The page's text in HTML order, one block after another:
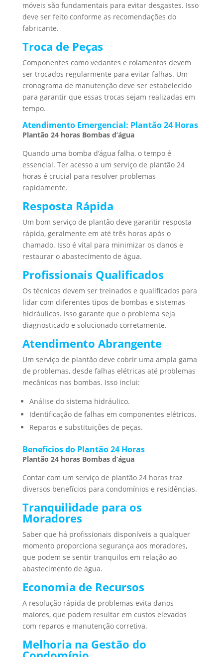
móveis são fundamentais para evitar desgastes. Isso
deve ser feito conforme as recomendações do
fabricante.
Troca de Peças
Componentes como vedantes e rolamentos devem
ser trocados regularmente para evitar falhas. Um
cronograma de manutenção deve ser estabelecido
para garantir que essas trocas sejam realizadas em
tempo.
Atendimento Emergencial: Plantão 24 Horas
Plantão 24 horas Bombas d’água
Quando uma bomba d’água falha, o tempo é
essencial. Ter acesso a um serviço de plantão 24
horas é crucial para resolver problemas
rapidamente.
Resposta Rápida
Um bom serviço de plantão deve garantir resposta
rápida, geralmente em até três horas após o
chamado. Isso é vital para minimizar os danos e
restaurar o abastecimento de água.
Profissionais Qualificados
Os técnicos devem ser treinados e qualificados para
lidar com diferentes tipos de bombas e sistemas
hidráulicos. Isso garante que o problema seja
diagnosticado e solucionado corretamente.
Atendimento Abrangente
Um serviço de plantão deve cobrir uma ampla gama
de problemas, desde falhas elétricas até problemas
mecânicos nas bombas. Isso inclui:
Análise do sistema hidráulico.
Identificação de falhas em componentes elétricos.
Reparos e substituições de peças.
Benefícios do Plantão 24 Horas
Plantão 24 horas Bombas d’água
Contar com um serviço de plantão 24 horas traz
diversos benefícios para condomínios e residências.
Tranquilidade para os
Moradores
Saber que há profissionais disponíveis a qualquer
momento proporciona segurança aos moradores,
que podem se sentir tranquilos em relação ao
abastecimento de água.
Economia de Recursos
A resolução rápida de problemas evita danos
maiores, que podem resultar em custos elevados
com reparos e manutenção corretiva.
Melhoria na Gestão do